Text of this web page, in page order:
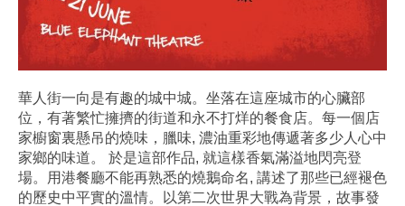
華人街一向是有趣的城中城。坐落在這座城市的心臟部
位，有著繁忙擁擠的街道和永不打烊的餐食店。每一個店
家櫥窗裏懸吊的燒味，臘味, 濃油重彩地傳遞著多少人心中
家鄉的味道。 於是這部作品, 就這樣香氣滿溢地閃亮登
場。用港餐廳不能再熟悉的燒鵝命名, 講述了那些已經褪色
的歷史中平實的溫情。以第二次世界大戰為背景，故事發